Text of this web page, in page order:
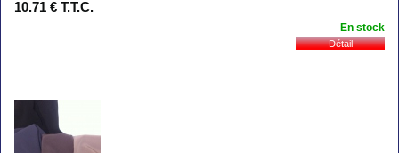
10.71 € T.T.C.
En stock